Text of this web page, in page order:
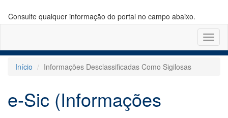
Consulte qualquer informação do portal no campo abaixo.
Início
Informações Desclassificadas Como Sigilosas
e-Sic (Informações